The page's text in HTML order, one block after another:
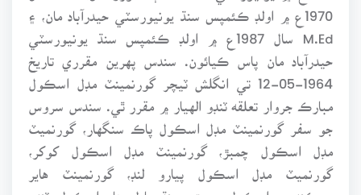
1970ع ۾ اولڊ ڪئمپس سنڌ يونيورسٽي حيدرآباد مان، ۽
M.Ed سال 1987ع ۾ اولڊ ڪئمپس سنڌ يونيورسٽي
حيدرآباد مان پاس ڪيائون. سندس پهرين مقرري تاريخ
1964-05-12 تي انگلش ٽيچر گورنمينٽ مڊل اسڪول
مبارڪ جروار تعلقه ٽنڊو الهيار ۾ مقرر ٿي. سندس سروس
جو سفر گورنمينٽ مڊل اسڪول پاڪ سنگهار، گورنميٽ
مڊل اسڪول چمبڙ، گورنمينٽ مڊل اسڪول کوکر،
گورنميٽ مڊل اسڪول پيارو لنڊ، گورنمينٽ هاير
سيڪنڊري اسڪول چمبڙ، سنڌ ماڊل هاءِ اسڪول ٽنڊو